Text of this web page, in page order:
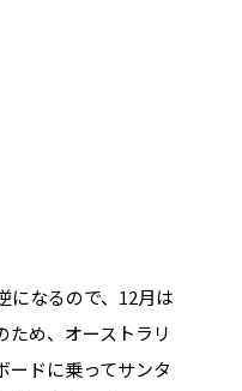
になるので、12月は
ため、オーストラリ
ードに乗ってサンタ